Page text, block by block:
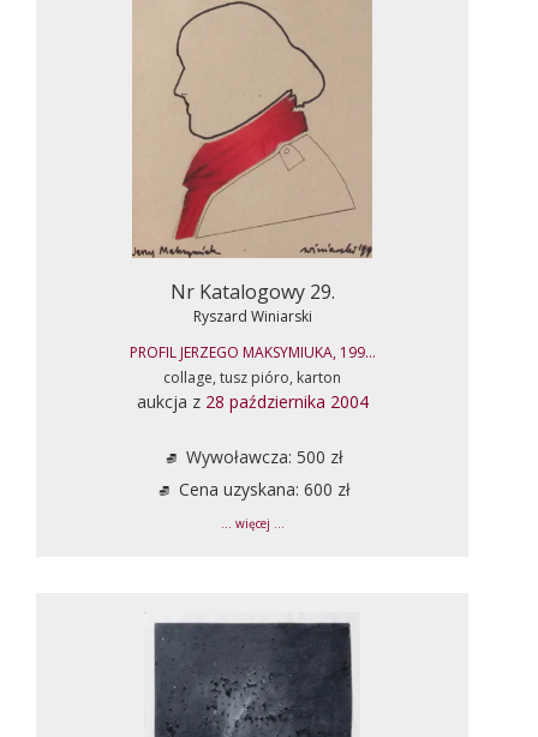
Nr Katalogowy 29.
Ryszard Winiarski
PROFIL JERZEGO MAKSYMIUKA, 199...
collage, tusz pióro, karton
aukcja z 28 października 2004
Wywoławcza: 500 zł
Cena uzyskana: 600 zł
... więcej ...